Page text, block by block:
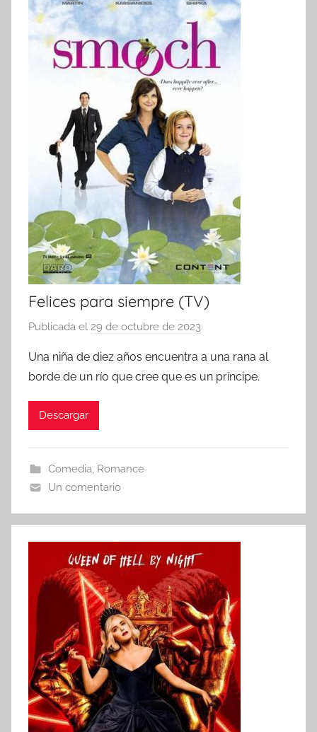
Felices para siempre (TV)
Publicada el 29 de octubre de 2023
r
Una niña de diez años encuentra a una rana al
borde de un río que cree que es un príncipe.
Descargar
Comedia, Romance
Un comentario